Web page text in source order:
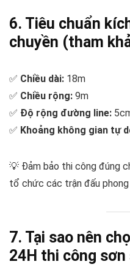
6. Tiêu chuẩn
chuyền (tham
✅ Chiều dài: 18m
✅ Chiều rộng: 9m
✅ Độ rộng đường line:
✅ Khoảng không gian tự
💡 Đảm bảo thi công đúng
tổ chức các trận đấu
7. Tại sao nên
24H thi công sơn